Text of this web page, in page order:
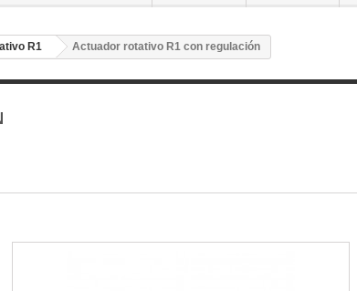
R1 Actuador rotativo R1 con regulación